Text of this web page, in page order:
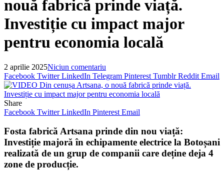
nouă fabrică prinde viață.
Investiție cu impact major
pentru economia locală
2 aprilie 2025Niciun comentariu
Facebook Twitter LinkedIn Telegram Pinterest Tumblr Reddit Email
Share
Facebook Twitter LinkedIn Pinterest Email
Fosta fabrică Artsana prinde din nou viață:
Investiție majoră în echipamente electrice la Botoșani
realizată de un grup de companii care deține deja 4
zone de producție.